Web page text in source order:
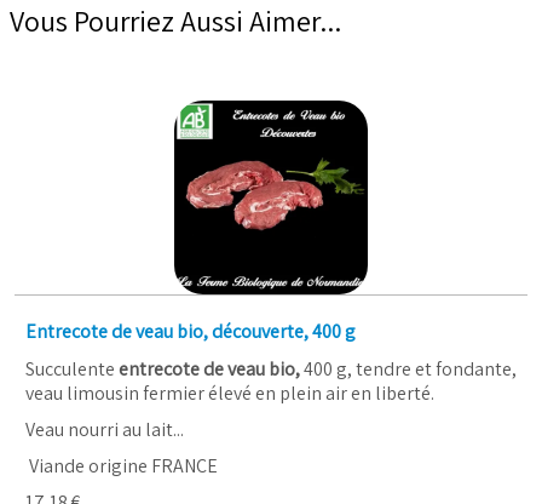
Vous Pourriez Aussi Aimer...
Entrecote de veau bio, découverte, 400 g
Succulenteentrecote de veau bio,400 g, tendre et fondante,
veau limousin fermier élevé en plein air en liberté.
Veau nourri au lait...
Viande origine FRANCE